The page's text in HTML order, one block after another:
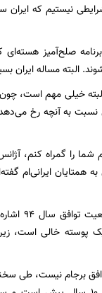
نیستیم که ایران
صلح‌آمیز هسته‌ای
مساله ایران
خیلی مهم است، چون
نسبت به آنچه رخ
شما را گمراه کنم،
ایرانی‌ام
وی در
پوسته خالی است،
توافق برجام نیست،